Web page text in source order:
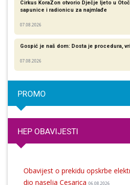
Cirkus KoraZon otvorio Dječje ljeto u
sapunice i radionicu za najmlađe
07.08.2026
Gospić je naš dom: Dosta je procedura,
07.08.2026
PROMO
HEP OBAVIJESTI
Obavijest o prekidu opskrbe
dio naselja Cesarica 06.08.2026